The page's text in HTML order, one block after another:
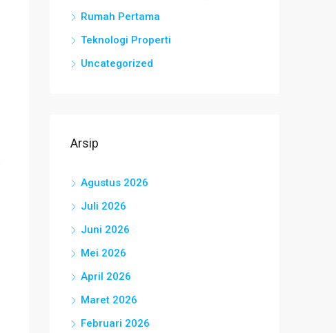
Rumah Pertama
Teknologi Properti
Uncategorized
Arsip
Agustus 2026
Juli 2026
Juni 2026
Mei 2026
April 2026
Maret 2026
Februari 2026